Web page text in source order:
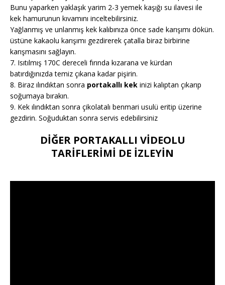
Bunu yaparken yaklaşık yarim 2-3 yemek kaşığı su ilavesi ile
kek hamurunun kıvamını inceltebilirsiniz.
Yağlanmış ve unlanmış kek kalıbınıza önce sade karışımı dökün.
üstüne kakaolu karışımı gezdirerek çatalla biraz birbirine
karışmasını sağlayın.
7. Isıtılmış 170C dereceli fırında kızarana ve kürdan
batırdığınızda temiz çıkana kadar pişirin.
8. Biraz ılındıktan sonra portakallı kek inizi kalıptan çıkarıp
soğumaya bırakın.
9. Kek ılındıktan sonra çikolatalı benmari usulü eritip üzerine
gezdirin. Soğuduktan sonra servis edebilirsiniz
DİĞER PORTAKALLI VİDEOLU
TARİFLERİMİ DE İZLEYİN